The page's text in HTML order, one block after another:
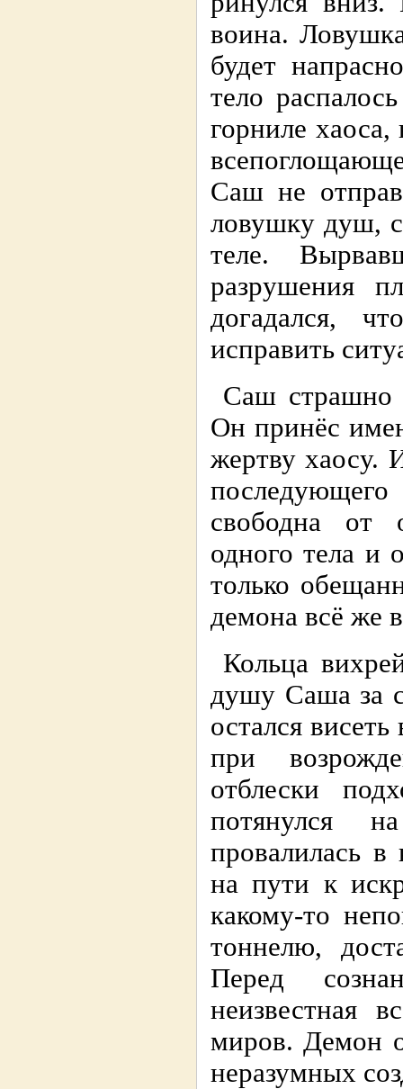
воина.
будет
тело
горниле
Саш не
ловушку душ,
теле.
разрушения
догадался,
исправить
Саш страшно
Он принёс
жертву хаосу.
свободна от
одного тела и
только
демона всё же
Кольца
душу Саша за
остался
при
отблески
потянулся
провалилась
на пути к
какому-то
тоннелю,
Перед
неизвестная
миров. Демон
неразумных